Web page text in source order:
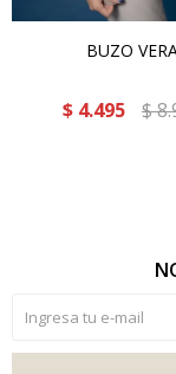
BUZO
$ 4.495 $